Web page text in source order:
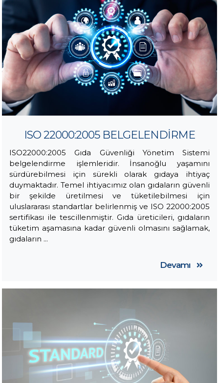
ISO 22000:2005 BELGELENDİRME
ISO22000:2005 Gıda Güvenliği Yönetim Sistemi
belgelendirme işlemleridir. İnsanoğlu yaşamını
sürdürebilmesi için sürekli olarak gıdaya ihtiyaç
duymaktadır. Temel ihtiyacımız olan gıdaların güvenli
bir şekilde üretilmesi ve tüketilebilmesi için
uluslararası standartlar belirlenmiş ve ISO 22000:2005
sertifikası ile tescillenmiştir. Gıda üreticileri, gıdaların
tüketim aşamasına kadar güvenli olmasını sağlamak,
gıdaların ...
Devamı